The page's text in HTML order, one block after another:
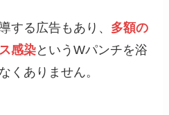
する広告もあり、 多額の
感染というWパンチを浴
くありません。